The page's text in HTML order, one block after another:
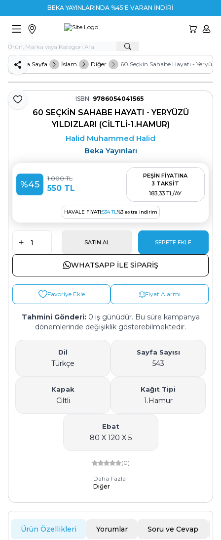
BEKA YAYINLARINDA %45'E VARAN İNDİRİM
Ana Sayfa İslam Diğer 60 Seçkin Sahabe Hayatı - Yeryüzü
Favoriye Ekle
Paylaş
ISBN: 9786054041565
60 SEÇKIN SAHABE HAYATI - YERYÜZÜ
YILDIZLARI (CILTLI-1.HAMUR)
Halid Muhammed Halid
Beka Yayınları
%45
1.000TL
550 TL
PEŞİN FİYATINA
3 TAKSİT
183,33 TL/AY
HAVALE FIYATI:534TL%3extra indirim
SATIN AL SEPETE EKLE
WHATSAPP ILE SIPARIŞ
Favoriye Ekle Fiyat Alarmı
Tahmini Gönderi:0 iş günüdür. Bu süre kampanya
dönemlerinde değişiklik gösterebilmektedir.
Dil
Türkçe
Sayfa Sayısı
543
Kapak
Ciltli
Kağıt Tipi
1.Hamur
Ebat
80 X 120 X 5
(0)
Daha Fazla
Diğer
Ürün Özellikleri Yorumlar Soru ve Cevap